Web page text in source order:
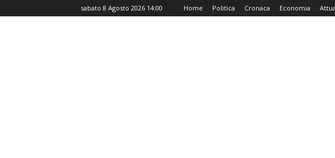
sabato 8 Agosto 2026 14:00 Home Politica Cronaca Economia